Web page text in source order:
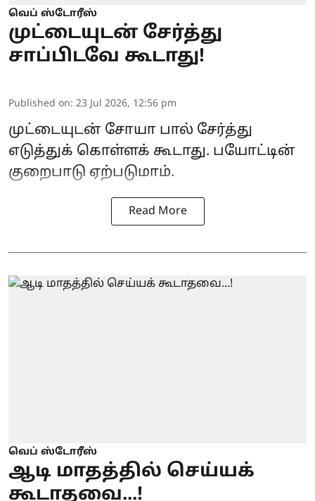
வெப் ஸ்டோரீஸ்
முட்டையுடன் சேர்த்து
சாப்பிடவே கூடாது!
Published on: 23 Jul 2026, 12:56 pm
முட்டையுடன் சோயா பால் சேர்த்து
எடுத்துக் கொள்ளக் கூடாது. பயோட்டின்
குறைபாடு ஏற்படுமாம்.
Read More
வெப் ஸ்டோரீஸ்
ஆடி மாதத்தில் செய்யக்
கூடாதவை...!